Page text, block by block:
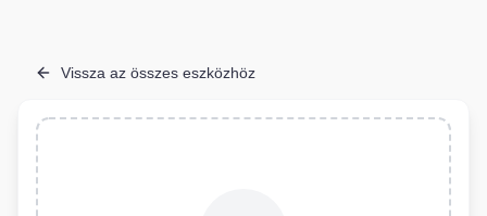
Vissza az összes eszközhöz